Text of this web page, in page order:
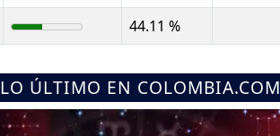
44.11 %
LO ÚLTIMO EN COLOMBIA.COM